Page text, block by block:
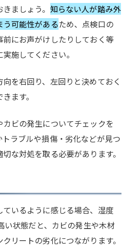
ましょう。 知らない人が踏み外
う可能性があるため、点検口の
前にお声がけしたりしておく等
施してください。
を右回り、左回りと決めておく
ます。
ビの発生についてチェックを
トラブルや損傷・劣化などが見つ
な対処を取る必要があります。
いるように感じる場合、湿度
い状態だと、カビの発生や木材
リートの劣化につながります。